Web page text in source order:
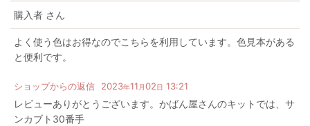
購入者 さん
よく使う色はお得なのでこちらを利用しています。色見本がある
と便利です。
ショップからの返信 2023年11 月02 日 13:21
レビューありがとうございます。かばん屋さんのキットでは、サ
ンカブト30番手